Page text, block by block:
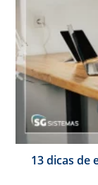
13 dicas de